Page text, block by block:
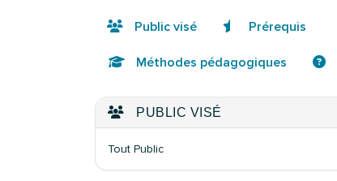
Public visé Prérequis
Méthodes pédagogiques
PUBLIC VISÉ
Tout Public